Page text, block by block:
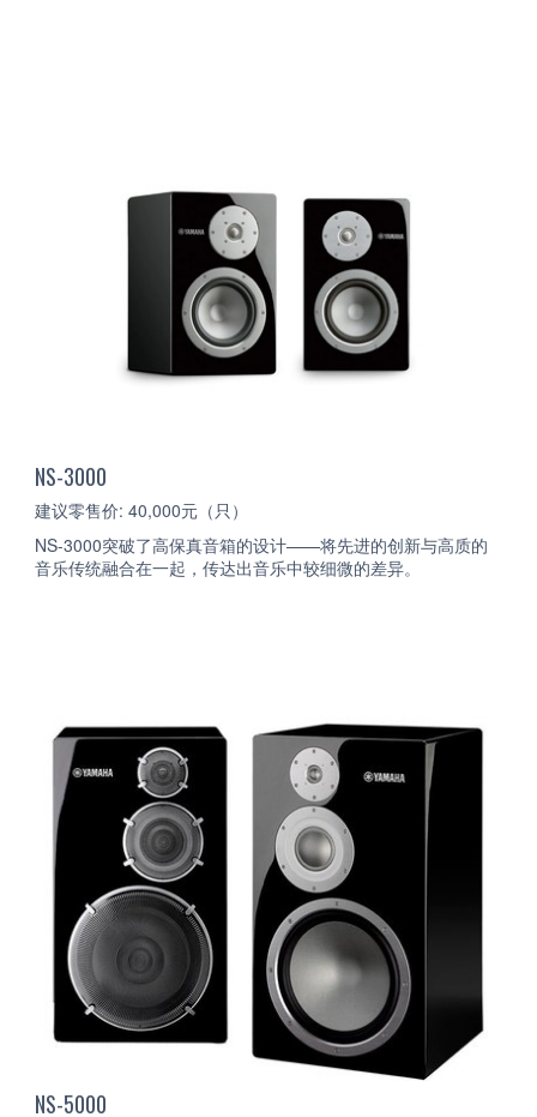
NS-3000
建议零售价: 40,000元（只）
NS-3000突破了高保真音箱的设计——将先进的创新与高质的
音乐传统融合在一起，传达出音乐中较细微的差异。
NS-5000